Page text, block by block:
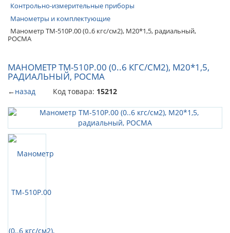
Контрольно-измерительные приборы
Манометры и комплектующие
Манометр ТМ-510Р.00 (0..6 кгс/см2), М20*1,5, радиальный,
РОСМА
МАНОМЕТР ТМ-510Р.00 (0..6 КГС/СМ2), М20*1,5,
РАДИАЛЬНЫЙ, РОСМА
←назад Код товара: 15212